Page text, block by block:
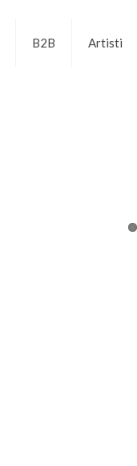
B2B Artisti